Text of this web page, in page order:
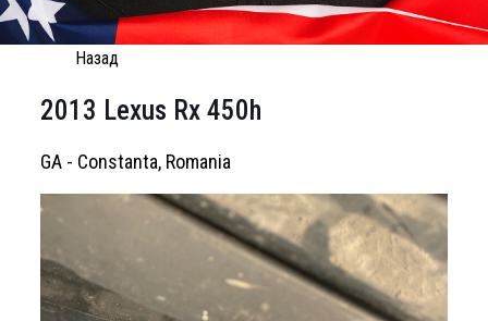
Назад
2013 Lexus Rx 450h
GA - Constanta, Romania